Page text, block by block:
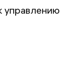
управлению